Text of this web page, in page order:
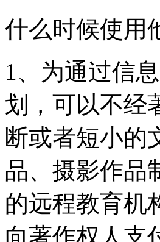
什么时候使用
1、为通过信
划，可以不经
断或者短小的
品、摄影作品
的远程教育机
向著作权人支